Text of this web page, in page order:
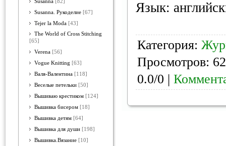
Susanna [82]
Susanna. Рукоделие [67]
Tejer la Moda [43]
The World of Cross Stitching
[65]
Verena [56]
Vogue Knitting [63]
Валя-Валентина [118]
Веселые петельки [50]
Вышиваю крестиком [124]
Вышивка бисером [18]
Вышивка детям [64]
Вышивка для души [198]
Вышивка.Вязание [10]
Язык:
Категория:
Просмотров:
0.0/0 |